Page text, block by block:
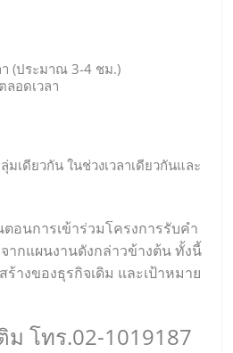
(ประมาณ 3-4 ชม.)
อดเวลา
มเดียวกัน ในช่วงเวลาเดียวกันและ
อนการเข้าร่วมโครงการรับคำ
ากแผนงานดังกล่าวข้างต้น ทั้งนี้
างของธุรกิจเดิม และเป้าหมาย
ม โทร.02-1019187